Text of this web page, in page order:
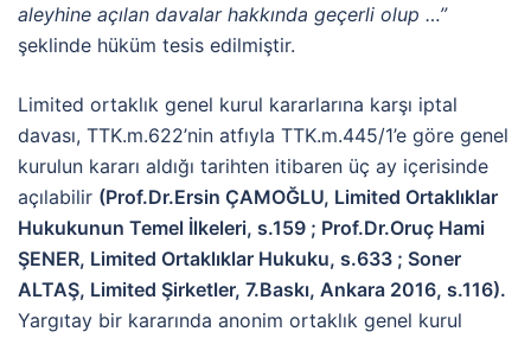
aleyhine açılan davalar hakkında geçerli olup …”
şeklinde hüküm tesis edilmiştir.
Limited ortaklık genel kurul kararlarına karşı iptal
davası, TTK.m.622’nin atfıyla TTK.m.445/1’e göre genel
kurulun kararı aldığı tarihten itibaren üç ay içerisinde
açılabilir (Prof.Dr.Ersin ÇAMOĞLU, Limited Ortaklıklar
Hukukunun Temel İlkeleri, s.159 ; Prof.Dr.Oruç Hami
ŞENER, Limited Ortaklıklar Hukuku, s.633 ; Soner
ALTAŞ, Limited Şirketler, 7.Baskı, Ankara 2016, s.116).
Yargıtay bir kararında anonim ortaklık genel kurul